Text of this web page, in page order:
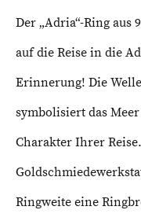
Der „Adria“-Ring aus
auf die Reise in die
Erinnerung! Die
symbolisiert das
Charakter Ihrer
Ringweite eine